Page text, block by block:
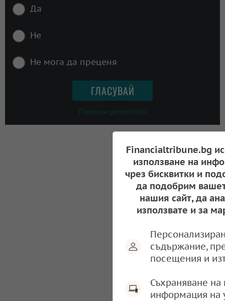
Да
Не
Не мога да преценя
Покажи резултати
Financialtribune.bg
използване на
чрез бисквитки и
да подобрим
нашия сайт, да
използвате и за
съдържание,
посещения и
Съхраняване
информация на